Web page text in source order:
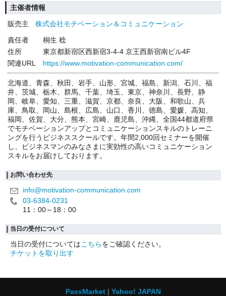
主催者情報
販売主
株式会社モチベーション＆コミュニケーション
責任者
桐生 稔
住所
東京都新宿区西新宿3-4-4 京王西新宿南ビル4F
関連URL
https://www.motivation-communication.com/
北海道、青森、秋田、岩手、山形、宮城、福島、新潟、石川、福
井、茨城、栃木、群馬、千葉、埼玉、東京、神奈川、長野、静
岡、岐阜、愛知、三重、滋賀、京都、奈良、大阪、和歌山、兵
庫、鳥取、岡山、島根、広島、山口、香川、徳島、愛媛、高知、
福岡、佐賀、大分、熊本、宮崎、鹿児島、沖縄、全国44都道府県
でモチベーションアップとコミュニケーションスキルのトレーニ
ングを行うビジネススクールです。年間2,000回セミナーを開催
し、ビジネスマンのみなさまに実効性の高いコミュニケーション
スキルをお届けしております。
お問い合わせ先
info@motivation-communication.com
03-6384-0231
11：00～18：00
当日の受付について
当日の受付についてはこちらをご確認ください。
チケットを取り出す
PassMarket Yahoo! JAPAN